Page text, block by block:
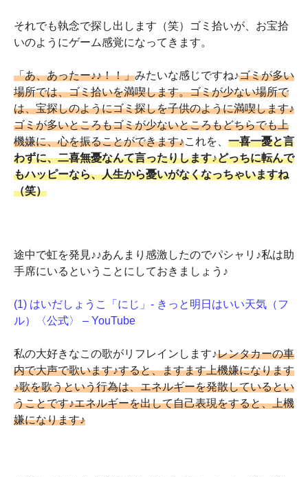
それでも執念で探し出します（笑）ゴミ拾いが、お宝拾
いのようにゲーム感覚になってきます。
「あ、あったー♪♪！！」みたいな感じですね♪ゴミが多い
場所では、ゴミ拾いを満喫します。ゴミが少ない場所で
は、宝探しのようにゴミ探しを子供のように満喫します♪
ゴミが多いところもゴミが少ないところもどちらでも上
機嫌に、心を振ることができます♪これを、 一喜一憂と言
わずに、二喜無憂なんて言ったりします♪どっちに転んで
もハッピーなら、人生から憂いがなくなっちゃいますね
（笑）
途中で虹を発見♪♪あんまり感激したのでパシャリ♪私は助
手席にいるということにしておきましょう♪
(1) はいだしょうこ「にじ」- きっと明日はいい天気（フ
ル）〈公式〉 – YouTube
私の大好きなこの歌がリフレインします♪レンタカーの車
内で大声で歌います♪すると、ますます上機嫌になります
♪歌を歌うという行為は、エネルギーを発散しているとい
うことです♪エネルギーを出して自己表現をすると、上機
嫌になります♪